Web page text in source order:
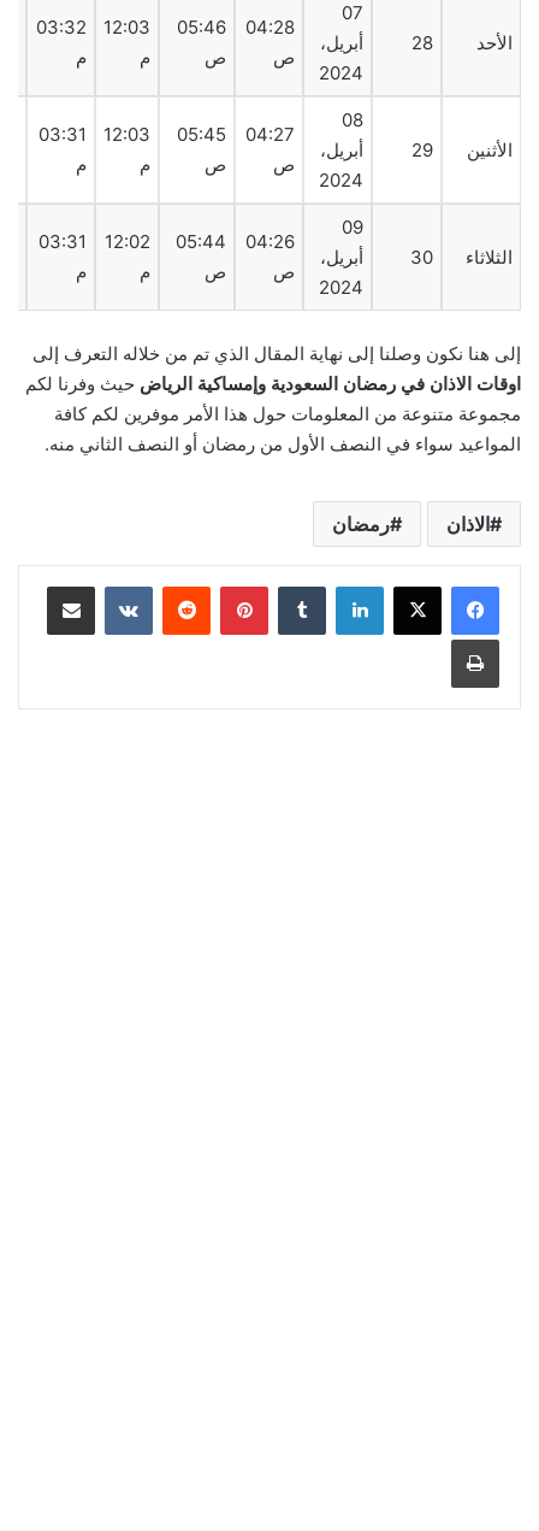
الأحد 28
07
أبريل،
2024
04:28
ص
05:46
ص
12:03
م
03:32
م
الأثنين 29
08
أبريل،
2024
04:27
ص
05:45
ص
12:03
م
03:31
م
الثلاثاء 30
09
أبريل،
2024
04:26
ص
05:44
ص
12:02
م
03:31
م
إلى هنا نكون وصلنا إلى نهاية المقال الذي تم من خلاله التعرف إلى
اوقات الاذان في رمضان السعودية وإمساكية الرياض حيث وفرنا لكم
مجموعة متنوعة من المعلومات حول هذا الأمر موفرين لكم كافة
المواعيد سواء في النصف الأول من رمضان أو النصف الثاني منه.
الاذان رمضان
لينكدإن بينتيريست